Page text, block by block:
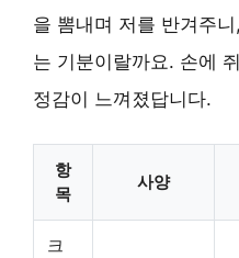
을 뽐내며 저를 반겨주
는 기분이랄까요. 손에
정감이 느껴졌답니다.
항
목
사양
크